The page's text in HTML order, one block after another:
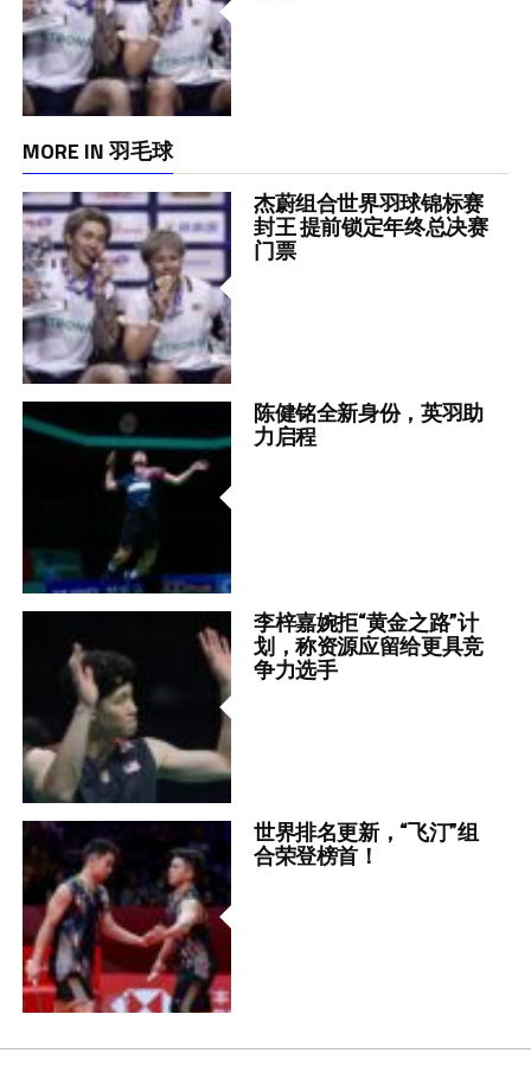
MORE IN 羽毛球
杰蔚组合世界羽球锦标赛
封王 提前锁定年终总决赛
门票
陈健铭全新身份，英羽助
力启程
李梓嘉婉拒“黄金之路”计
划，称资源应留给更具竞
争力选手
世界排名更新，“飞汀”组
合荣登榜首！